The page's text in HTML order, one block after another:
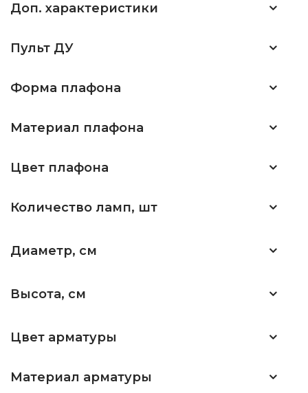
Доп. характеристики
Пульт ДУ
Форма плафона
Материал плафона
Цвет плафона
Количество ламп, шт
Диаметр, см
Высота, см
Цвет арматуры
Материал арматуры